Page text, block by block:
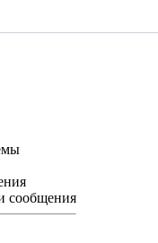
сообщения